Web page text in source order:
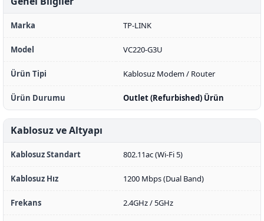
Marka TP-LINK
Model VC220-G3U
Ürün Tipi Kablosuz Modem / Router
Ürün Durumu Outlet (Refurbished) Ürün
Kablosuz ve Altyapı
Kablosuz Standart 802.11ac (Wi-Fi 5)
Kablosuz Hız 1200 Mbps (Dual Band)
Frekans 2.4GHz / 5GHz